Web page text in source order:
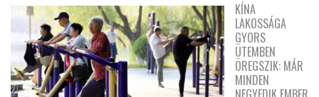
KÍNA
LAKOSSÁGA
GYORS
ÜTEMBEN
ÖREGSZIK: MÁR
MINDEN